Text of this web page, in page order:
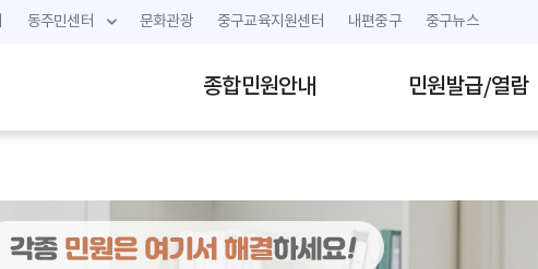
동주민센터 문화관광 중구교육지원센터 내편중구 중구뉴스
종합민원안내 민원발급/열람